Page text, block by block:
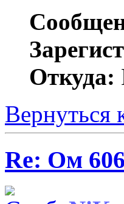
Откуда:
Вернуться
Re: Ом